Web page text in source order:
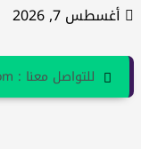
أغسطس 7, 2026
للتواصل معنا : info@uma-iq.com